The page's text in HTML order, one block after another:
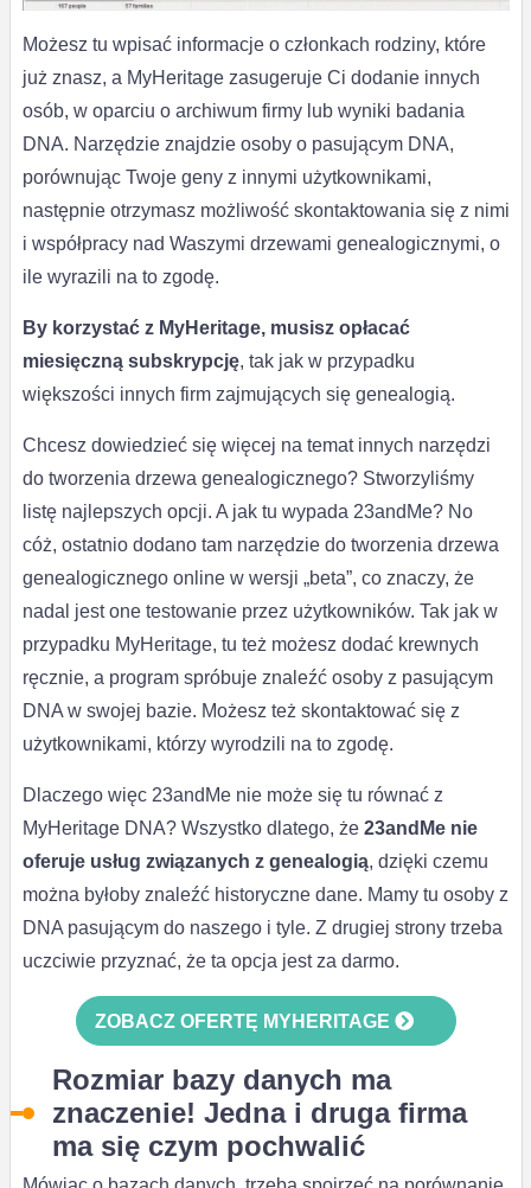
Możesz tu wpisać informacje o członkach rodziny, które
już znasz, a MyHeritage zasugeruje Ci dodanie innych
osób, w oparciu o archiwum firmy lub wyniki badania
DNA. Narzędzie znajdzie osoby o pasującym DNA,
porównując Twoje geny z innymi użytkownikami,
następnie otrzymasz możliwość skontaktowania się z nimi
i współpracy nad Waszymi drzewami genealogicznymi, o
ile wyrazili na to zgodę.
By korzystać z MyHeritage, musisz opłacać
miesięczną subskrypcję, tak jak w przypadku
większości innych firm zajmujących się genealogią.
Chcesz dowiedzieć się więcej na temat innych narzędzi
do tworzenia drzewa genealogicznego? Stworzyliśmy
listę najlepszych opcji. A jak tu wypada 23andMe? No
cóż, ostatnio dodano tam narzędzie do tworzenia drzewa
genealogicznego online w wersji „beta”, co znaczy, że
nadal jest one testowanie przez użytkowników. Tak jak w
przypadku MyHeritage, tu też możesz dodać krewnych
ręcznie, a program spróbuje znaleźć osoby z pasującym
DNA w swojej bazie. Możesz też skontaktować się z
użytkownikami, którzy wyrodzili na to zgodę.
Dlaczego więc 23andMe nie może się tu równać z
MyHeritage DNA? Wszystko dlatego, że 23andMe nie
oferuje usług związanych z genealogią, dzięki czemu
można byłoby znaleźć historyczne dane. Mamy tu osoby z
DNA pasującym do naszego i tyle. Z drugiej strony trzeba
uczciwie przyznać, że ta opcja jest za darmo.
ZOBACZ OFERTĘ MYHERITAGE
Rozmiar bazy danych ma
znaczenie! Jedna i druga firma
ma się czym pochwalić